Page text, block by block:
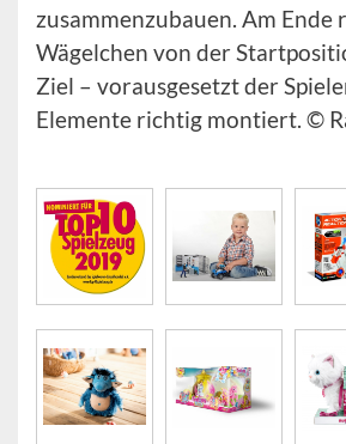
zusammenzubauen. Am Ende
Wägelchen von der
Ziel – vorausgesetzt der
Elemente richtig montiert. ©